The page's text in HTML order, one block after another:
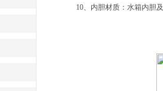
10、内胆材质：水箱内胆